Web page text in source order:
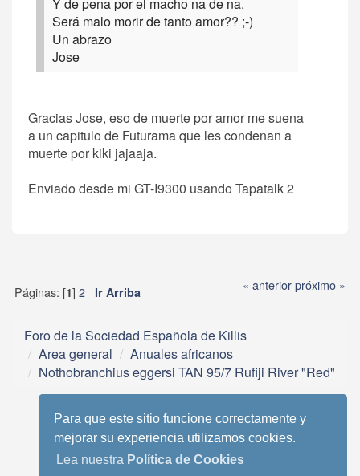
Para que este sitio funcione correctamente y
mejorar su experiencia utilizamos cookies.
Lea nuestra Política de Cookies
Será malo morir de tanto amor?? ;-)
Un abrazo
Jose
Gracias Jose, eso de muerte por amor me suena
a un capitulo de Futurama que les condenan a
muerte por kiki jajaaja.
Enviado desde mi GT-I9300 usando Tapatalk 2
Páginas: [1] 2 Ir Arriba « anteriorpróximo »
Foro de la Sociedad Española de Killis
Area general
Anuales africanos
Nothobranchius eggersi TAN 95/7 Rufiji River "Red"